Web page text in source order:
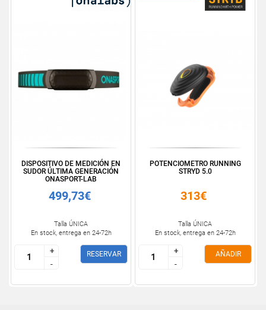
DISPOSITIVO DE MEDICIÓN EN
SUDOR ÚLTIMA GENERACIÓN
ONASPORT-LAB
499,73€
Talla ÚNICA
En stock, entrega en 24-72h
+
-
+
-
RESERVAR
POTENCIOMETRO RUNNING
STRYD 5.0
313€
Talla ÚNICA
En stock, entrega en 24-72h
+
-
+
-
AÑADIR